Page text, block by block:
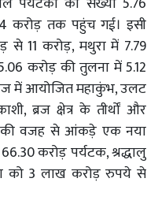
करोड़ तक पहुंच गई। इसी
से 11 करोड़, मथुरा में 7.79
करोड़ की तुलना में 5.12
में आयोजित महाकुंभ, उलट
ब्रज क्षेत्र के तीर्थों और
की वजह से आंकड़े एक नया
करोड़ पर्यटक, श्रद्धालु
को 3 लाख करोड़ रुपये से